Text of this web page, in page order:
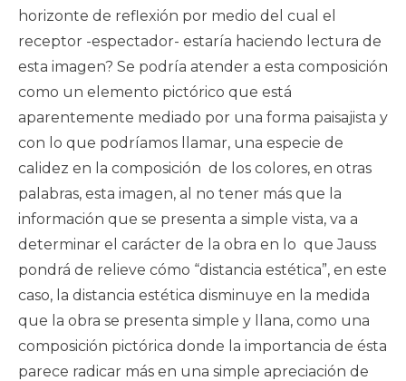
horizonte de reflexión por medio del cual el
receptor -espectador- estaría haciendo lectura de
esta imagen? Se podría atender a esta composición
como un elemento pictórico que está
aparentemente mediado por una forma paisajista y
con lo que podríamos llamar, una especie de
calidez en la composición de los colores, en otras
palabras, esta imagen, al no tener más que la
información que se presenta a simple vista, va a
determinar el carácter de la obra en lo que Jauss
pondrá de relieve cómo “distancia estética”, en este
caso, la distancia estética disminuye en la medida
que la obra se presenta simple y llana, como una
composición pictórica donde la importancia de ésta
parece radicar más en una simple apreciación de